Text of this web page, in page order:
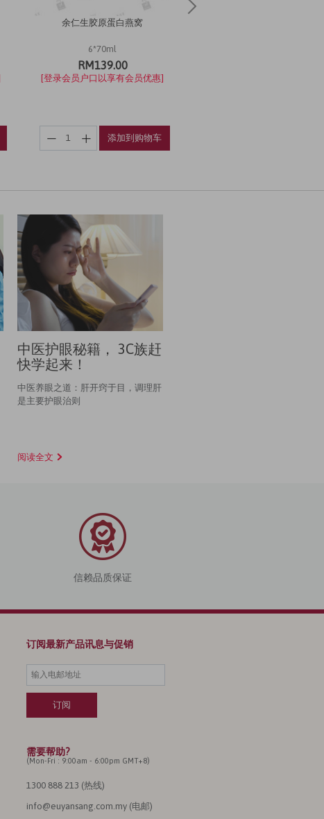
余仁生胶原蛋白燕窝
6*70ml
RM139.00
[登录会员户口以享有会员优惠]
添加到购物车
中医护眼秘籍， 3C族赶
快学起来！
中医养眼之道：肝开窍于目，调理肝
是主要护眼治则
阅读全文
信赖品质保证
订阅最新产品讯息与促销
需要帮助?
(Mon-Fri : 9:00am - 6:00pm GMT+8)
1300 888 213 (热线)
info@euyansang.com.my (电邮)